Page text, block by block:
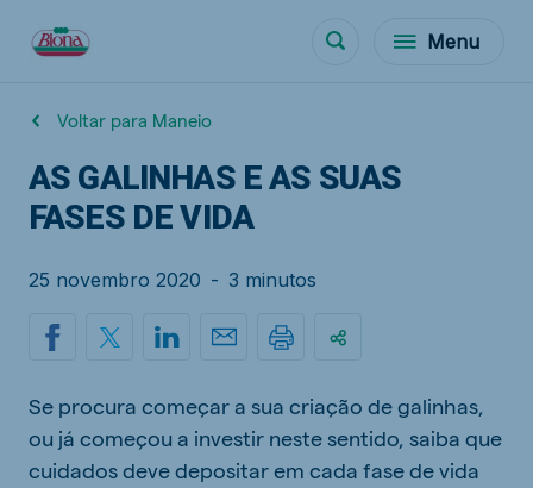
Menu
Voltar para Maneio
AS GALINHAS E AS SUAS
FASES DE VIDA
25 novembro 2020 - 3 minutos
Se procura começar a sua criação de galinhas,
ou já começou a investir neste sentido, saiba que
cuidados deve depositar em cada fase de vida